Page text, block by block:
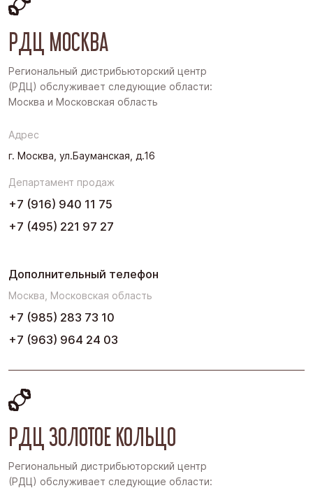
Восточная Сибирь
Дальний Восток
Поволжье
Урал
РДЦ МОСКВА
Региональный дистрибьюторский центр
(РДЦ) обслуживает следующие области:
Москва и Московская область
Адрес
г. Москва, ул.Бауманская, д.16
Департамент продаж
+7 (916) 940 11 75
+7 (495) 221 97 27
Дополнительный телефон
Москва, Московская область
+7 (985) 283 73 10
+7 (963) 964 24 03
РДЦ ЗОЛОТОЕ КОЛЬЦО
Региональный дистрибьюторский центр
(РДЦ) обслуживает следующие области: